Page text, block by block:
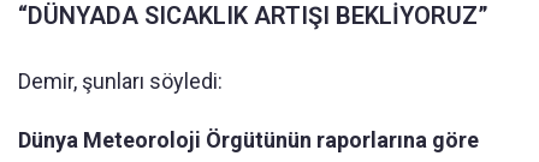
“DÜNYADA SICAKLIK ARTIŞI BEKLİYORUZ”
Demir, şunları söyledi:
Dünya Meteoroloji Örgütünün raporlarına göre